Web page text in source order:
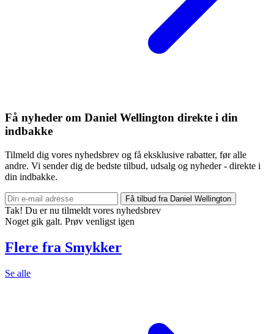
Få nyheder om Daniel Wellington direkte i din
indbakke
Tilmeld dig vores nyhedsbrev og få eksklusive rabatter, før alle
andre. Vi sender dig de bedste tilbud, udsalg og nyheder - direkte i
din indbakke.
Få tilbud fra Daniel Wellington
Tak! Du er nu tilmeldt vores nyhedsbrev
Noget gik galt. Prøv venligst igen
Flere fra Smykker
Se alle